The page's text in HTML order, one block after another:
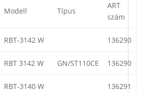
Modell Típus
ART
szám
RBT-3142 W 136290
RBT 3142 W GN/ST110CE 136290
RBT-3140 W 136291